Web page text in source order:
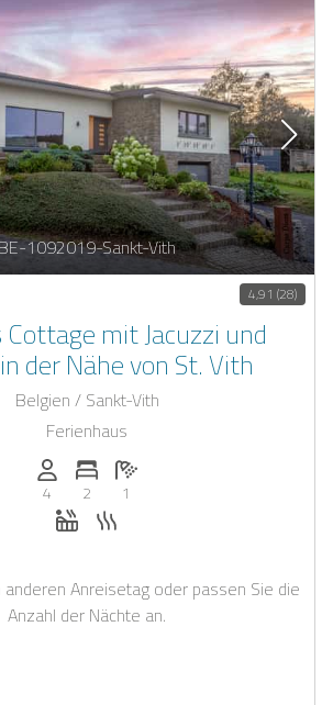
BE-1092019-Sankt-Vith
4,91 (28)
mit Jacuzzi und
der Nähe von St. Vith
Belgien / Sankt-Vith
Ferienhaus
Anzahl der Personen: 4
4
Anzahl der Schlafzimmer: 2
2
Anzahl der Badezimmer: 1
1
Whirlpool
Anreisetag oder passen Sie die
Anzahl der Nächte an.